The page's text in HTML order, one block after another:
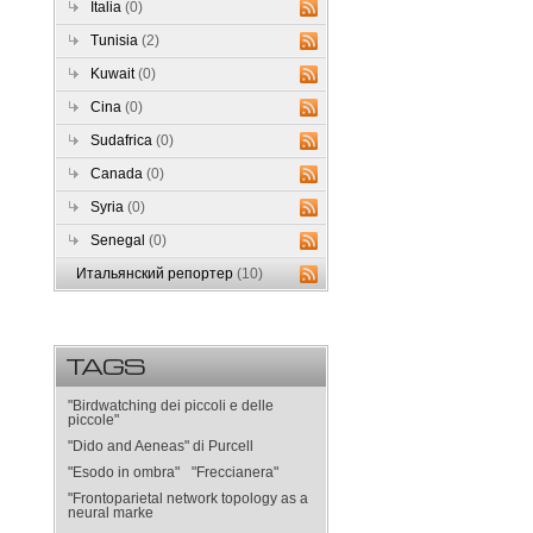
Italia(0)
Tunisia(2)
Kuwait(0)
Cina(0)
Sudafrica(0)
Canada(0)
Syria(0)
Senegal(0)
Итальянский репортер(10)
TAGS
"Birdwatching dei piccoli e delle
piccole"
"Dido and Aeneas" di Purcell
"Esodo in ombra"
"Freccianera"
"Frontoparietal network topology as a
neural marke